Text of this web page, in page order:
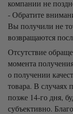
компании не
- Обратите
Вы получили не
возвращаются
Отсутствие
момента
о получении
товара. В
позже 14-го дня,
субъективно.